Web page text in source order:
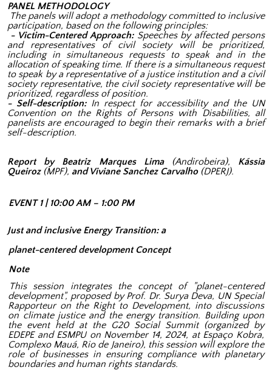
PANEL METHODOLOGY
The panels will adopt a methodology committed to inclusive
participation, based on the following principles:
- Victim-Centered Approach:Speeches by affected persons
and representatives of civil society will be prioritized,
including in simultaneous requests to speak and in the
allocation of speaking time. If there is a simultaneous request
to speak by a representative of a justice institution and a civil
society representative, the civil society representative will be
prioritized, regardless of position.
- Self-description:In respect for accessibility and the UN
Convention on the Rights of Persons with Disabilities, all
panelists are encouraged to begin their remarks with a brief
self-description.
Report by Beatriz Marques Lima (Andirobeira), Kássia
Queiroz(MPF), and Viviane Sanchez Carvalho (DPERJ).
EVENT 1 | 10:00 AM – 1:00 PM
Just and inclusive Energy Transition: a
planet-centered development Concept
Note
This session integrates the concept of "planet-centered
development", proposed by Prof. Dr. Surya Deva, UN Special
Rapporteur on the Right to Development, into discussions
on climate justice and the energy transition. Building upon
the event held at the G20 Social Summit (organized by
EDEPE and ESMPU on November 14, 2024, at Espaço Kobra,
Complexo Mauá, Rio de Janeiro), this session will explore the
role of businesses in ensuring compliance with planetary
boundaries and human rights standards.